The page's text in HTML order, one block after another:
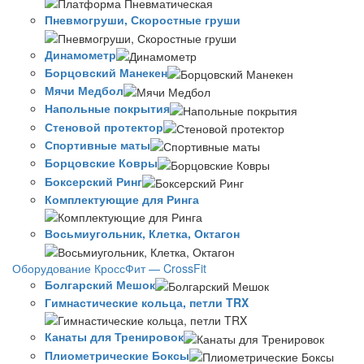
Пневмогруши, Скоростные груши
Динамометр
Борцовский Манекен
Мячи Медбол
Напольные покрытия
Стеновой протектор
Спортивные маты
Борцовские Ковры
Боксерский Ринг
Комплектующие для Ринга
Восьмиугольник, Клетка, Октагон
Оборудование КроссФит — CrossFit
Болгарский Мешок
Гимнастические кольца, петли TRX
Канаты для Тренировок
Плиометрические Боксы